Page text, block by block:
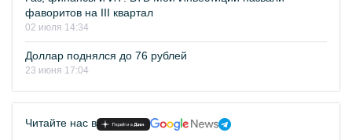
фаворитов на III квартал
02 июля 14:34
Доллар поднялся до 76 рублей
23 июня 17:04
Читайте нас в